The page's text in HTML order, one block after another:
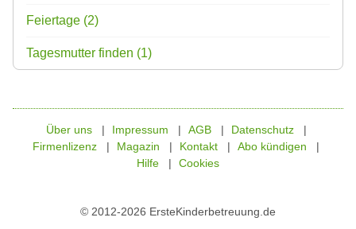
Feiertage (2)
Tagesmutter finden (1)
© 2012-2026 ErsteKinderbetreuung.de
Über uns Impressum AGB
Datenschutz
Firmenlizenz
Magazin Kontakt
Abo kündigen
Hilfe
Cookies